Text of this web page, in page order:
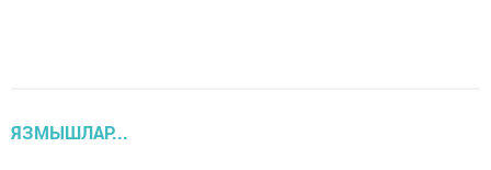
ЯЗМЫШЛАР...